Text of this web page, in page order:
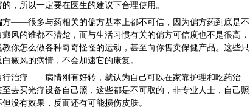
，所以一定要在医生的建议下合理使用。
很多与药相关的偏方基本上都不可信，因为偏方药到底是不
癜风的谁都不清楚，而与生活习惯有关的偏方可信度也不是很高，
教你怎么做各种奇奇怪怪的运动，甚至向你售卖保健产品。这些只
癜风的病情，不会加速它的康复。
疗——病情刚有好转，就认为自己可以在家靠护理和吃药治
至去买光疗设备自己照，这些都是不可取的，非专业人士，自己照
没有效果，反而还有可能损伤皮肤。